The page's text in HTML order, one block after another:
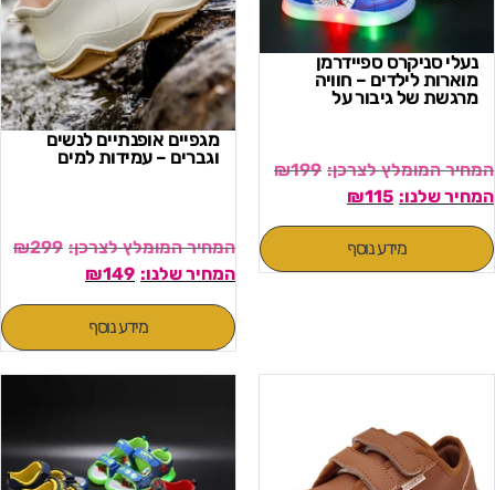
נעלי סניקרס ספיידרמן
מוארות לילדים – חוויה
מרגשת של גיבור על
₪199
₪115
מידע נוסף
מגפיים אופנתיים לנשים
וגברים – עמידות למים
₪299
₪149
מידע נוסף